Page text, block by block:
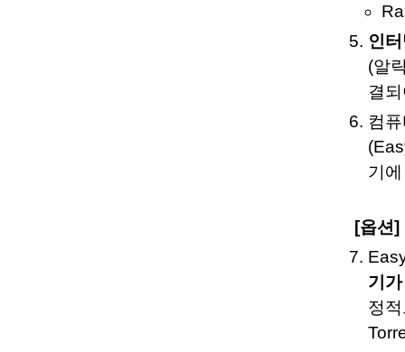
인
(알
결
컴
기
[옵션]
기
정